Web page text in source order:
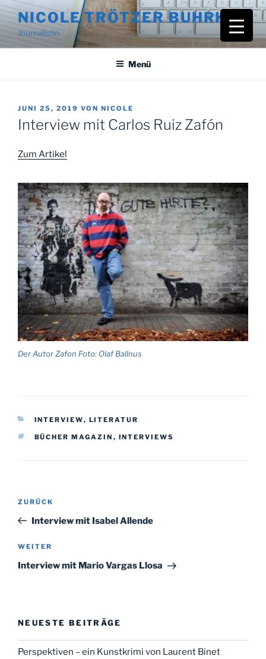
Zum
Inhalt
springen
NICOLE TRÖTZER BUHRKE
Journalistin
Menü
VERÖFFENTLICHT
AM
JUNI 25, 2019 VON NICOLE
Interview mit Carlos Ruiz Zafón
Zum Artikel
Der Autor Zafon Foto: Olaf Ballnus
KATEGORIEN
INTERVIEW, LITERATUR
SCHLAGWÖRTER
BÜCHER MAGAZIN , INTERVIEWS
Beitragsnavigation
Vorheriger
Beitrag
ZURÜCK
Interview mit Isabel Allende
Nächster
Beitrag
WEITER
Interview mit Mario Vargas Llosa
NEUESTE BEITRÄGE
Perspektiven – ein Kunstkrimi von Laurent Binet